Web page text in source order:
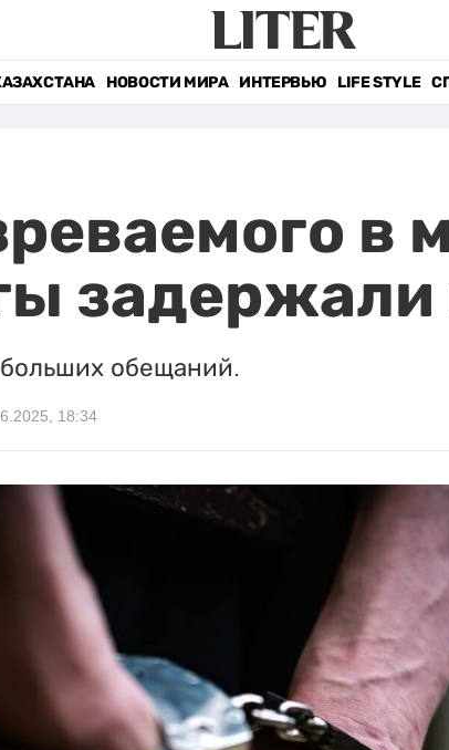
НОВОСТИ МИРА ИНТЕРВЬЮ LIFE STYLE
в
задержали
обещаний.
18:34